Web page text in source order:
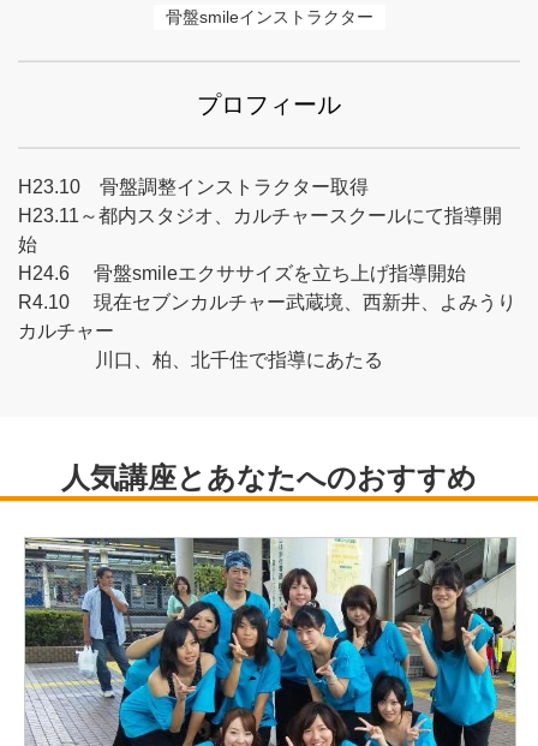
骨盤smileインストラクター
プロフィール
H23.10 骨盤調整インストラクター取得
H23.11～都内スタジオ、カルチャースクールにて指導開
始
H24.6 骨盤smileエクササイズを立ち上げ指導開始
R4.10 現在セブンカルチャー武蔵境、西新井、よみうり
カルチャー
川口、柏、北千住で指導にあたる